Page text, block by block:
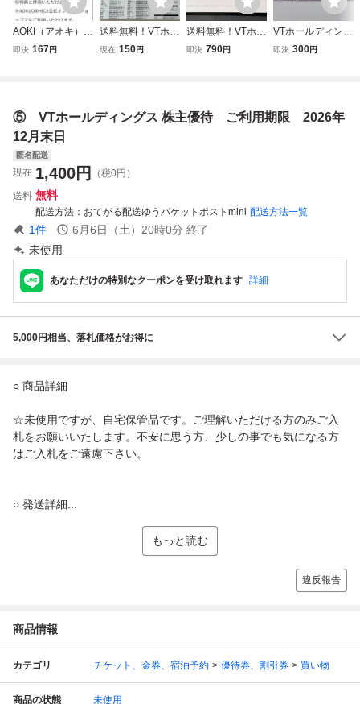
AOKI（アオキ）ホ
ールディングス 株
即決 167円
送料無料！VTホー
ルディングス 株主
現在 150円
送料無料！VTホー
ルディングス 株主
即決 790円
VTホールディング
ス 株主優待 新
即決 300円
⑤ VTホールディングス 株主優待 ご利用期限 2026年
12月末日
匿名配送
現在 1,400円
（税0円）
送料 無料
配送方法 おてがる配送ゆうパケットポストmini 配送方法一覧
1件 6月6日（土）20時0分 終了
未使用
あなただけの特別なクーポンを受け取れます 詳細
5,000円相当、落札価格がお得に
○ 商品詳細
☆未使用ですが、自宅保管品です。ご理解いただける方のみご入
札をお願いいたします。不安に思う方、少しの事でも気になる方
はご入札をご遠慮下さい。
○ 発送詳細...
もっと読む
違反報告
商品情報
カテゴリ チケット、金券、宿泊予約 優待券、割引券 買い物
商品の状態 未使用